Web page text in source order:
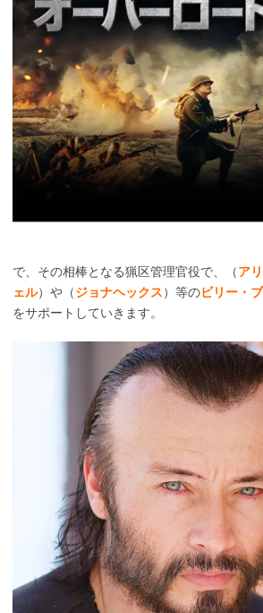
で、その相棒となる猟区管理官役で、（ア
ェル）や（ジョナヘックス）等のビリー・
をサポートしていきます。